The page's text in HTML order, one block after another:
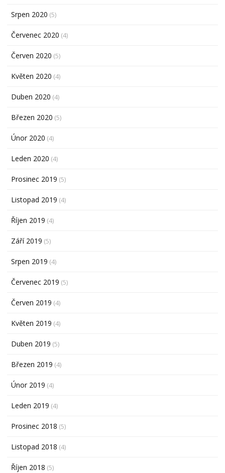
Srpen 2020 (5)
Červenec 2020 (4)
Červen 2020 (5)
Květen 2020 (4)
Duben 2020 (4)
Březen 2020 (5)
Únor 2020 (4)
Leden 2020 (4)
Prosinec 2019 (5)
Listopad 2019 (4)
Říjen 2019 (4)
Září 2019 (5)
Srpen 2019 (4)
Červenec 2019 (5)
Červen 2019 (4)
Květen 2019 (4)
Duben 2019 (5)
Březen 2019 (4)
Únor 2019 (4)
Leden 2019 (4)
Prosinec 2018 (5)
Listopad 2018 (4)
Říjen 2018 (5)